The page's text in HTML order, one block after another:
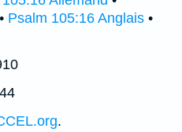
• Psalm 105:16 Anglais •
.